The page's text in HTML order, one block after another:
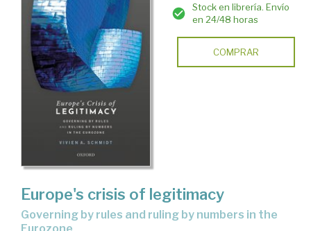
Stock en librería. Envío
en 24/48 horas
COMPRAR
Europe's crisis of legitimacy
governing by rules and ruling by numbers in the